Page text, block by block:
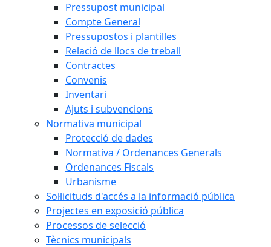
Pressupost municipal
Compte General
Pressupostos i plantilles
Relació de llocs de treball
Contractes
Convenis
Inventari
Ajuts i subvencions
Normativa municipal
Protecció de dades
Normativa / Ordenances Generals
Ordenances Fiscals
Urbanisme
Sol·licituds d'accés a la informació pública
Projectes en exposició pública
Processos de selecció
Tècnics municipals